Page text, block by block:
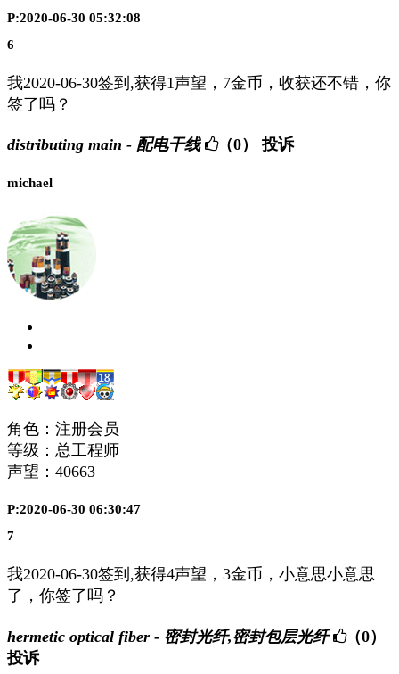
P:2020-06-30 05:32:08
6
我2020-06-30签到,获得1声望，7金币，收获还不错，你
签了吗？
distributing main - 配电干线 （0） 投诉
michael
角色：注册会员
等级：总工程师
声望： 40663
P:2020-06-30 06:30:47
7
我2020-06-30签到,获得4声望，3金币，小意思小意思
了，你签了吗？
hermetic optical fiber - 密封光纤,密封包层光纤
（0）
投诉